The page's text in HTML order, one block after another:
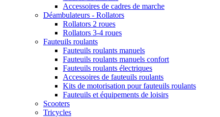
Accessoires de cadres de marche
Déambulateurs - Rollators
Rollators 2 roues
Rollators 3-4 roues
Fauteuils roulants
Fauteuils roulants manuels
Fauteuils roulants manuels confort
Fauteuils roulants électriques
Accessoires de fauteuils roulants
Kits de motorisation pour fauteuils roulants
Fauteuils et équipements de loisirs
Scooters
Tricycles